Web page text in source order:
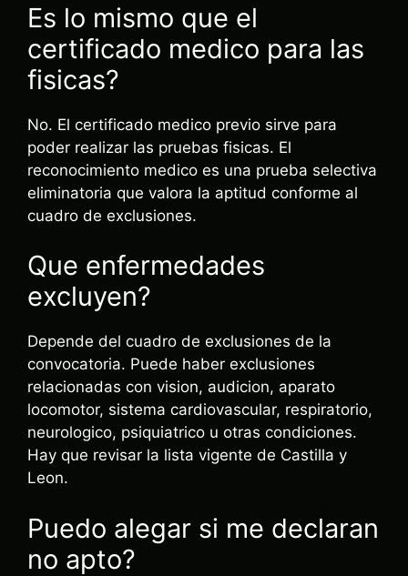
Es lo mismo que el
certificado medico para las
fisicas?
No. El certificado medico previo sirve para
poder realizar las pruebas fisicas. El
reconocimiento medico es una prueba selectiva
eliminatoria que valora la aptitud conforme al
cuadro de exclusiones.
Que enfermedades
excluyen?
Depende del cuadro de exclusiones de la
convocatoria. Puede haber exclusiones
relacionadas con vision, audicion, aparato
locomotor, sistema cardiovascular, respiratorio,
neurologico, psiquiatrico u otras condiciones.
Hay que revisar la lista vigente de Castilla y
Leon.
Puedo alegar si me declaran
no apto?